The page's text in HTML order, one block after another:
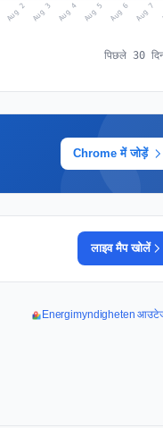
Aug 2 Aug 3 Aug 4 Aug 5 Aug 6 Aug 7
पिछले 30
Chrome में जोड़ें
लाइव मैप खोलें
Energimyndigheten